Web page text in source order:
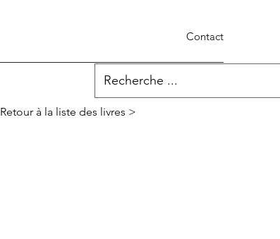
Contact
Retour à la liste des livres >